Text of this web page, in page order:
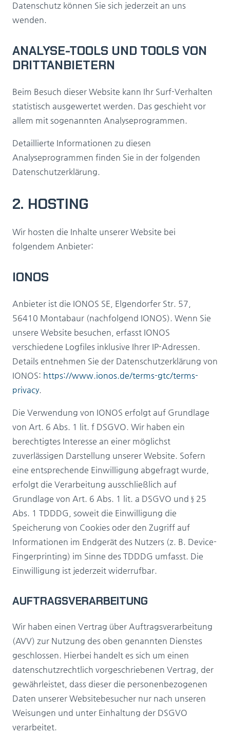
Datenschutz können Sie sich jederzeit an uns
wenden.
ANALYSE-TOOLS UND TOOLS VON
DRITT­ANBIETERN
Beim Besuch dieser Website kann Ihr Surf-Verhalten
statistisch ausgewertet werden. Das geschieht vor
allem mit sogenannten Analyseprogrammen.
Detaillierte Informationen zu diesen
Analyseprogrammen finden Sie in der folgenden
Datenschutzerklärung.
2. HOSTING
Wir hosten die Inhalte unserer Website bei
folgendem Anbieter:
IONOS
Anbieter ist die IONOS SE, Elgendorfer Str. 57,
56410 Montabaur (nachfolgend IONOS). Wenn Sie
unsere Website besuchen, erfasst IONOS
verschiedene Logfiles inklusive Ihrer IP-Adressen.
Details entnehmen Sie der Datenschutzerklärung von
IONOS: https://www.ionos.de/terms-gtc/terms-
privacy.
Die Verwendung von IONOS erfolgt auf Grundlage
von Art. 6 Abs. 1 lit. f DSGVO. Wir haben ein
berechtigtes Interesse an einer möglichst
zuverlässigen Darstellung unserer Website. Sofern
eine entsprechende Einwilligung abgefragt wurde,
erfolgt die Verarbeitung ausschließlich auf
Grundlage von Art. 6 Abs. 1 lit. a DSGVO und § 25
Abs. 1 TDDDG, soweit die Einwilligung die
Speicherung von Cookies oder den Zugriff auf
Informationen im Endgerät des Nutzers (z. B. Device-
Fingerprinting) im Sinne des TDDDG umfasst. Die
Einwilligung ist jederzeit widerrufbar.
AUFTRAGSVERARBEITUNG
Wir haben einen Vertrag über Auftragsverarbeitung
(AVV) zur Nutzung des oben genannten Dienstes
geschlossen. Hierbei handelt es sich um einen
datenschutzrechtlich vorgeschriebenen Vertrag, der
gewährleistet, dass dieser die personenbezogenen
Daten unserer Websitebesucher nur nach unseren
Weisungen und unter Einhaltung der DSGVO
verarbeitet.